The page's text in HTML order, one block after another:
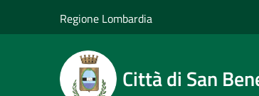
Regione Lombardia
Città di San